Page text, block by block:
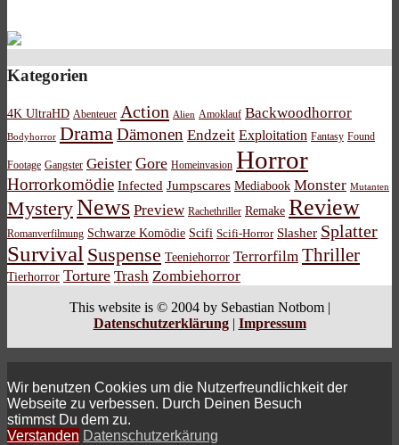
Kategorien
4K UltraHD Abenteuer Action Alien Amoklauf Backwoodhorror
Bodyhorror DramaDämonen Endzeit Exploitation Fantasy Found
Footage Gangster Geister Gore Homeinvasion Horror
Horrorkomödie Infected Jumpscares Mediabook Monster Mutanten
MysteryNews Preview Rachethriller Remake Review
Romanverfilmung Schwarze Komödie Scifi Scifi-Horror Slasher Splatter
Survival Suspense Teeniehorror Terrorfilm Thriller
Tierhorror Torture Trash Zombiehorror
This website is © 2004 by Sebastian Notbom |
Datenschutzerklärung| Impressum
Wir benutzen Cookies um die Nutzerfreundlichkeit der
Webseite zu verbessen. Durch Deinen Besuch
stimmst Du dem zu.
Verstanden Datenschutzerkärung